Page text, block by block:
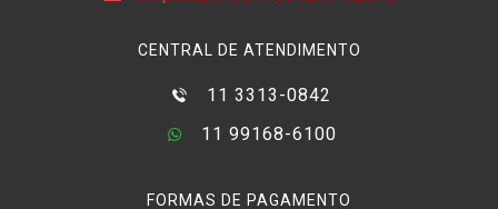
CENTRAL DE ATENDIMENTO
11 3313-0842
11 99168-6100
FORMAS DE PAGAMENTO